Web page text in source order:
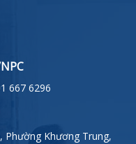
667 6296
Phường Khương Trung,